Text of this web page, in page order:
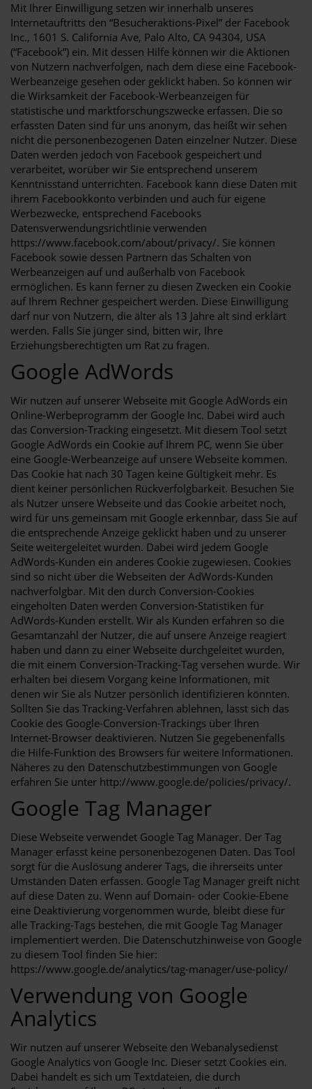
Mit Ihrer Einwilligung setzen wir innerhalb unseres
Internetauftritts den “Besucheraktions-Pixel” der Facebook
Inc., 1601 S. California Ave, Palo Alto, CA 94304, USA
(“Facebook”) ein. Mit dessen Hilfe können wir die Aktionen
von Nutzern nachverfolgen, nach dem diese eine Facebook-
Werbeanzeige gesehen oder geklickt haben. So können wir
die Wirksamkeit der Facebook-Werbeanzeigen für
statistische und marktforschungszwecke erfassen. Die so
erfassten Daten sind für uns anonym, das heißt wir sehen
nicht die personenbezogenen Daten einzelner Nutzer. Diese
Daten werden jedoch von Facebook gespeichert und
verarbeitet, worüber wir Sie entsprechend unserem
Kenntnisstand unterrichten. Facebook kann diese Daten mit
ihrem Facebookkonto verbinden und auch für eigene
Werbezwecke, entsprechend Facebooks
Datensverwendungsrichtlinie verwenden
https://www.facebook.com/about/privacy/. Sie können
Facebook sowie dessen Partnern das Schalten von
Werbeanzeigen auf und außerhalb von Facebook
ermöglichen. Es kann ferner zu diesen Zwecken ein Cookie
auf Ihrem Rechner gespeichert werden. Diese Einwilligung
darf nur von Nutzern, die älter als 13 Jahre alt sind erklärt
werden. Falls Sie jünger sind, bitten wir, Ihre
Erziehungsberechtigten um Rat zu fragen.
Google AdWords
Wir nutzen auf unserer Webseite mit Google AdWords ein
Online-Werbeprogramm der Google Inc. Dabei wird auch
das Conversion-Tracking eingesetzt. Mit diesem Tool setzt
Google AdWords ein Cookie auf Ihrem PC, wenn Sie über
eine Google-Werbeanzeige auf unsere Webseite kommen.
Das Cookie hat nach 30 Tagen keine Gültigkeit mehr. Es
dient keiner persönlichen Rückverfolgbarkeit. Besuchen Sie
als Nutzer unsere Webseite und das Cookie arbeitet noch,
wird für uns gemeinsam mit Google erkennbar, dass Sie auf
die entsprechende Anzeige geklickt haben und zu unserer
Seite weitergeleitet wurden. Dabei wird jedem Google
AdWords-Kunden ein anderes Cookie zugewiesen. Cookies
sind so nicht über die Webseiten der AdWords-Kunden
nachverfolgbar. Mit den durch Conversion-Cookies
eingeholten Daten werden Conversion-Statistiken für
AdWords-Kunden erstellt. Wir als Kunden erfahren so die
Gesamtanzahl der Nutzer, die auf unsere Anzeige reagiert
haben und dann zu einer Webseite durchgeleitet wurden,
die mit einem Conversion-Tracking-Tag versehen wurde. Wir
erhalten bei diesem Vorgang keine Informationen, mit
denen wir Sie als Nutzer persönlich identifizieren könnten.
Sollten Sie das Tracking-Verfahren ablehnen, lässt sich das
Cookie des Google-Conversion-Trackings über Ihren
Internet-Browser deaktivieren. Nutzen Sie gegebenenfalls
die Hilfe-Funktion des Browsers für weitere Informationen.
Näheres zu den Datenschutzbestimmungen von Google
erfahren Sie unter http://www.google.de/policies/privacy/.
Google Tag Manager
Diese Webseite verwendet Google Tag Manager. Der Tag
Manager erfasst keine personenbezogenen Daten. Das Tool
sorgt für die Auslösung anderer Tags, die ihrerseits unter
Umständen Daten erfassen. Google Tag Manager greift nicht
auf diese Daten zu. Wenn auf Domain- oder Cookie-Ebene
eine Deaktivierung vorgenommen wurde, bleibt diese für
alle Tracking-Tags bestehen, die mit Google Tag Manager
implementiert werden. Die Datenschutzhinweise von Google
zu diesem Tool finden Sie hier:
https://www.google.de/analytics/tag-manager/use-policy/
Verwendung von Google
Analytics
Wir nutzen auf unserer Webseite den Webanalysedienst
Google Analytics von Google Inc. Dieser setzt Cookies ein.
Dabei handelt es sich um Textdateien, die durch